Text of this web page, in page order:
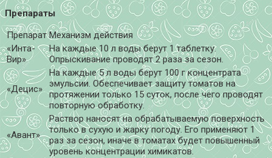
Препараты
Препарат Механизм действия
«Инта-
Вир»
На каждые 10 л воды берут 1 таблетку.
Опрыскивание проводят 2 раза за сезон.
«Децис»
На каждые 5 л воды берут 100 г концентрата
эмульсии. Обеспечивает защиту томатов на
протяжении только 15 суток, после чего проводят
повторную обработку.
«Авант»
Раствор наносят на обрабатываемую поверхность
только в сухую и жарку погоду. Его применяют 1
раз за сезон, иначе в томатах будет повышенный
уровень концентрации химикатов.